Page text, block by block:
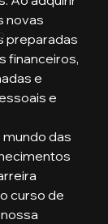
novas
preparadas
financeiros,
e
e
das
curso de